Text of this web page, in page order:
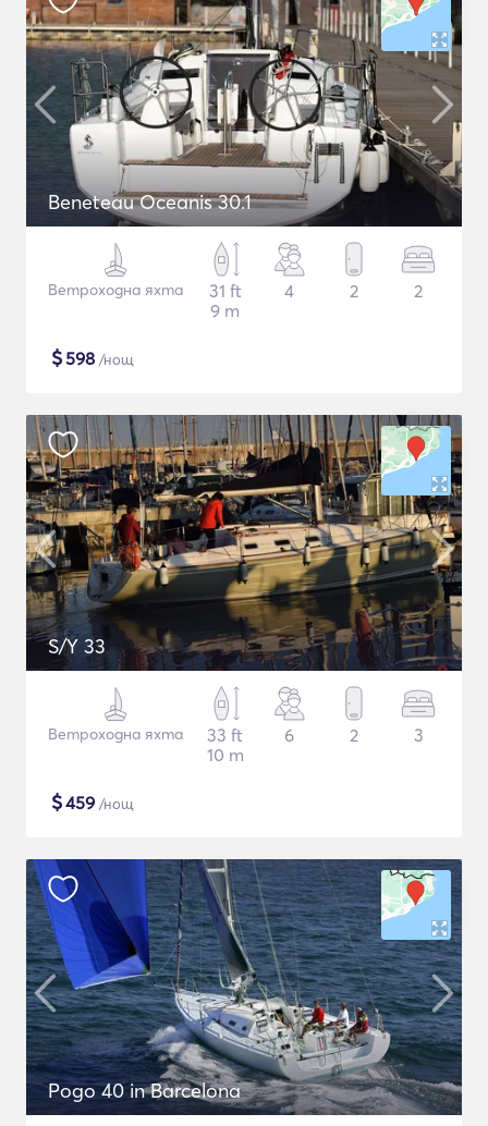
Beneteau Oceanis 30.1
Ветроходна яхта
31 ft
9 m
4 2 2
$598 /нощ
S/Y 33
Ветроходна яхта
33 ft
10 m
6 2 3
$459 /нощ
Pogo 40 in Barcelona